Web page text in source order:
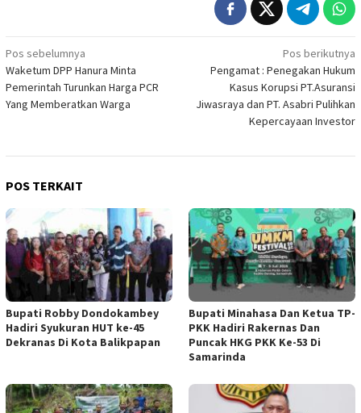
Navigasi
pos
Pos sebelumnya
Waketum DPP Hanura Minta
Pemerintah Turunkan Harga PCR
Yang Memberatkan Warga
Pos berikutnya
Pengamat : Penegakan Hukum
Kasus Korupsi PT.Asuransi
Jiwasraya dan PT. Asabri Pulihkan
Kepercayaan Investor
POS TERKAIT
Bupati Robby Dondokambey
Hadiri Syukuran HUT ke-45
Dekranas Di Kota Balikpapan
Bupati Minahasa Dan Ketua TP-
PKK Hadiri Rakernas Dan
Puncak HKG PKK Ke-53 Di
Samarinda